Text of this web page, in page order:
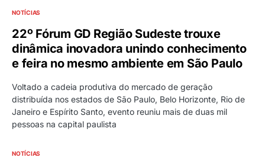
NOTÍCIAS
22º Fórum GD Região Sudeste trouxe
dinâmica inovadora unindo conhecimento
e feira no mesmo ambiente em São Paulo
Voltado a cadeia produtiva do mercado de geração
distribuída nos estados de São Paulo, Belo Horizonte, Rio de
Janeiro e Espírito Santo, evento reuniu mais de duas mil
pessoas na capital paulista
NOTÍCIAS